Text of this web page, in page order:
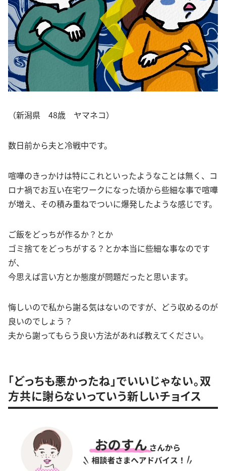
（新潟県 48歳 ヤマネコ）
数日前から夫と冷戦中です。
喧嘩のきっかけは特にこれといったようなことは無く、コ
ロナ禍でお互い在宅ワークになった頃から些細な事で喧嘩
が増え、その積み重ねでついに爆発したような感じです。
ご飯をどっちが作るか？とか
ゴミ捨てをどっちがする？とか本当に些細な事なのです
が、
今思えば言い方とか態度が問題だったと思います。
悔しいので私から謝る気はないのですが、どう収めるのが
良いのでしょう？
夫から謝ってもらう良い方法があれば教えてください。
「どっちも悪かったね」でいいじゃない。双
方共に謝らないっていう新しいチョイス